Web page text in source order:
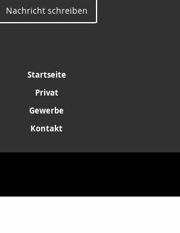
Nachricht schreiben
Startseite
Privat
Gewerbe
Kontakt